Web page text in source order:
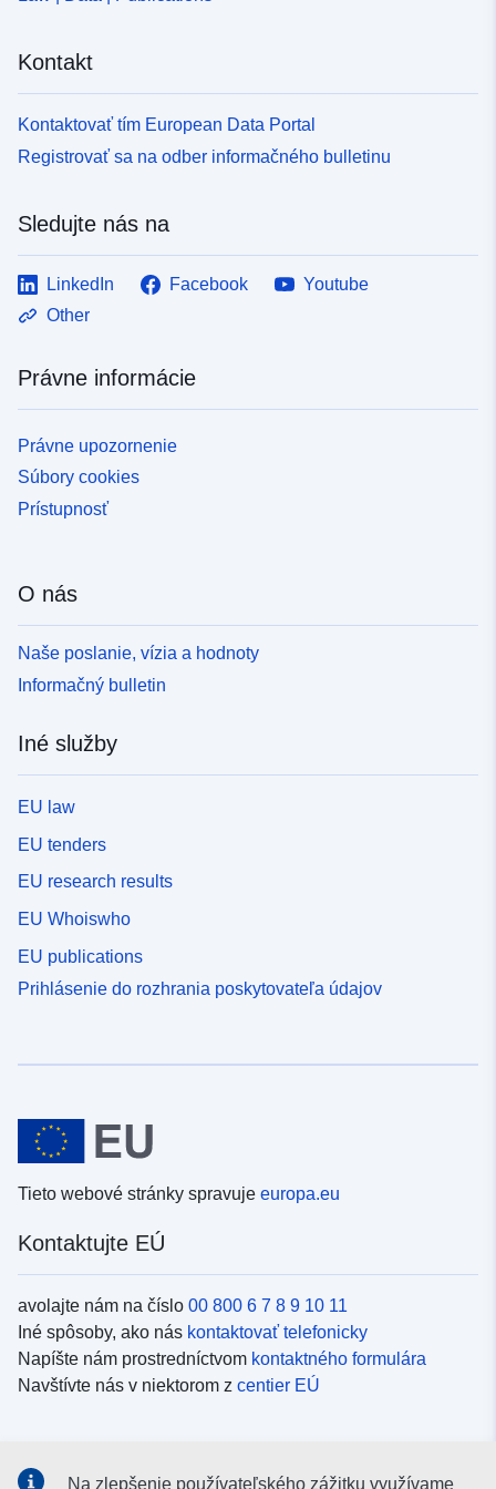
Kontakt
Kontaktovať tím European Data Portal
Registrovať sa na odber informačného bulletinu
Sledujte nás na
LinkedIn Facebook
Youtube
Other
Právne informácie
Právne upozornenie
Súbory cookies
Prístupnosť
O nás
Naše poslanie, vízia a hodnoty
Informačný bulletin
Iné služby
EU law
EU tenders
EU research results
EU Whoiswho
EU publications
Prihlásenie do rozhrania poskytovateľa údajov
Tieto webové stránky spravuje europa.eu
Kontaktujte EÚ
avolajte nám na číslo 00 800 6 7 8 9 10 11
Iné spôsoby, ako nás kontaktovať telefonicky
Napíšte nám prostredníctvom kontaktného formulára
Navštívte nás v niektorom z centier EÚ
Na zlepšenie používateľského zážitku využívame